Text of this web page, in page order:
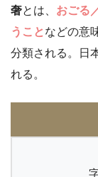
奢とは、 おごる
うこと などの意
分類される。日
れる。